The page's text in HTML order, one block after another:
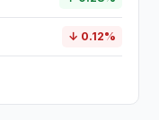
↓ 0.12%